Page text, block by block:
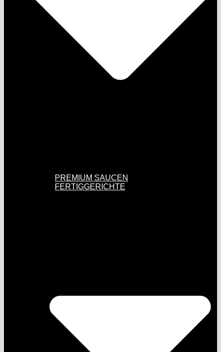
PREMIUM SAUCEN
FERTIGGERICHTE